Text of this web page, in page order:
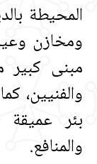
المحيطة
ومخازن
مبنى كبير
والفنيين،
بئر
والمنافع‏.‏